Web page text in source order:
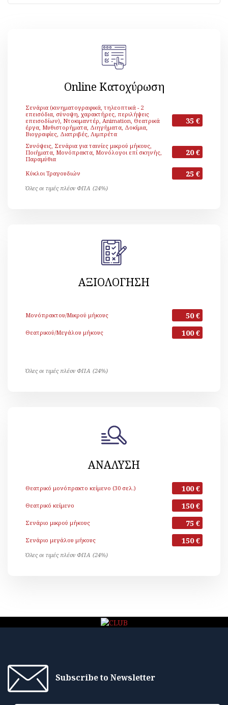
Online Κατοχύρωση
Σενάρια (κινηματογραφικά, τηλεοπτικά - 2
επεισόδια, σύνοψη, χαρακτήρες, περιλήψεις
επεισοδίων), Ντοκιμαντέρ, Animation, Θεατρικά
έργα, Μυθιστορήματα, Διηγήματα, Δοκίμια,
Βιογραφίες, Διατριβές, Λιμπρέτα
35 €
Συνόψεις, Σενάρια για ταινίες μικρού μήκους,
Ποιήματα, Μονόπρακτα, Μονόλογοι επί σκηνής,
Παραμύθια
20 €
Κύκλοι Τραγουδιών 25 €
Όλες οι τιμές πλέον ΦΠΑ (24%)
ΑΞΙΟΛΟΓΗΣΗ
Μονόπρακτου/Μικρού μήκους 50 €
Θεατρικού/Μεγάλου μήκους 100 €
Όλες οι τιμές πλέον ΦΠΑ (24%)
ΑΝΑΛΥΣΗ
Θεατρικό μονόπρακτο κείμενο (30 σελ.) 100 €
Θεατρικό κείμενο 150 €
Σενάριο μικρού μήκους 75 €
Σενάριο μεγάλου μήκους 150 €
Όλες οι τιμές πλέον ΦΠΑ (24%)
Subscribe to Newsletter